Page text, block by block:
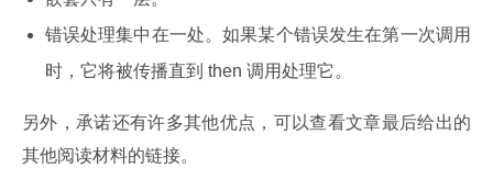
错误处理集中在一处。如果某个错误发生在第一次调用
时，它将被传播直到 then 调用处理它。
另外，承诺还有许多其他优点，可以查看文章最后给出的
其他阅读材料的链接。